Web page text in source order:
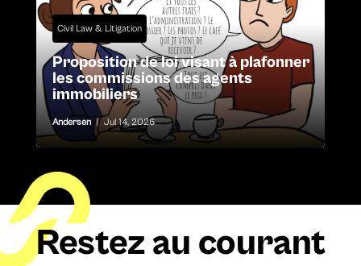
Civil Law & Litigation
Proposition de loi visant à plafonner
les commissions des agents
immobiliers
Andersen | Jul 14, 2026
Restez au courant